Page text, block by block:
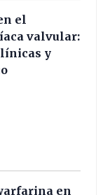
el
valvular:
y
en